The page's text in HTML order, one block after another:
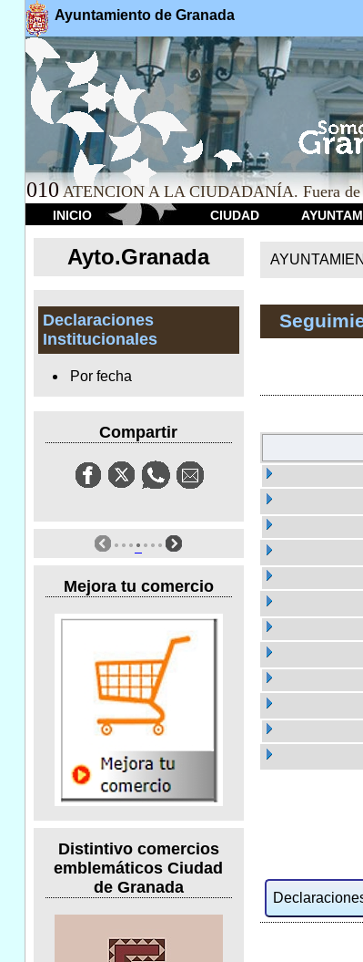
Ayuntamiento de Granada
010 ATENCION A LA CIUDADANÍA. Fuera de
INICIO CIUDAD
Ayto.Granada
Declaraciones
Institucionales
Por fecha
Compartir
Mejora tu comercio
Distintivo comercios
emblemáticos Ciudad
de Granada